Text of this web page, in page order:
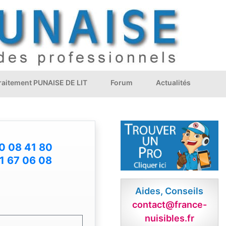
PUNAISE DE LIT Forum Actualités
08 41 80
67 06 08
Aides, Conseils
contact@france-
nuisibles.fr